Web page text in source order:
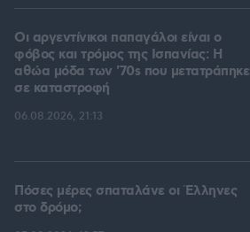
Οι αργεντίνικοι παπαγάλοι είναι ο
φόβος και τρόμος της Ισπανίας: Η
αθώα μόδα των '70s που μετατράπηκε
σε καταστροφή
06.08.2026, 21:13
Πόσες μέρες σπαταλάνε οι Έλληνες
στο δρόμο;